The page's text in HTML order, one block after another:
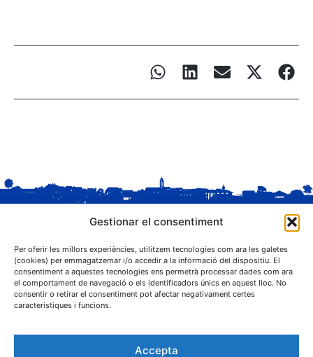
Gestionar el consentiment
Per oferir les millors experiències, utilitzem tecnologies com ara les galetes
(cookies) per emmagatzemar i/o accedir a la informació del dispositiu. El
consentiment a aquestes tecnologies ens permetrà processar dades com ara
el comportament de navegació o els identificadors únics en aquest lloc. No
consentir o retirar el consentiment pot afectar negativament certes
característiques i funcions.
Accepta
C. Sant Josep, 1
25243 El Palau d'Anglesola (Pla d'Urgell)